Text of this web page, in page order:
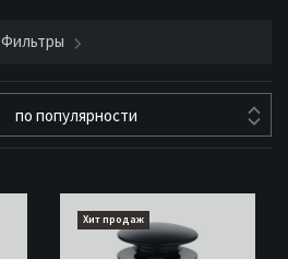
Фильтры
по популярности
Хит продаж